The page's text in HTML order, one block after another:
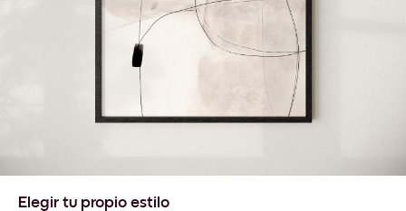
Elegir tu propio estilo